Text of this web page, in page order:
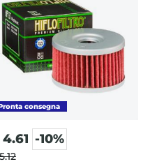
4.61 -10%